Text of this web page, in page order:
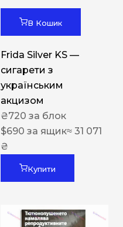
В Кошик
Frida Silver KS —
сигарети з
українським
акцизом
₴720 за блок
$690 за ящик≈ 31 071
₴
Купити